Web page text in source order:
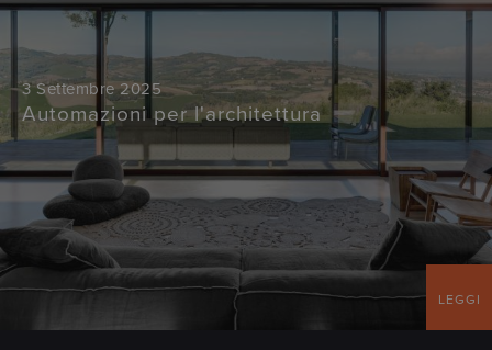
3 Settembre 2025
Automazioni per l'architettura
LEGGI